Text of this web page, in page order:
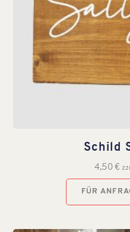
Schild
4,50 €
FÜR